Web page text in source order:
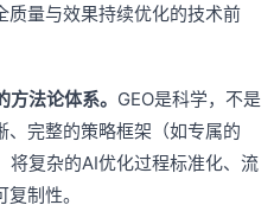
质量与效果持续优化的技术前
法论体系。 GEO是科学，不是
、完整的策略框架（如专属的
将复杂的AI优化过程标准化、流
制性。